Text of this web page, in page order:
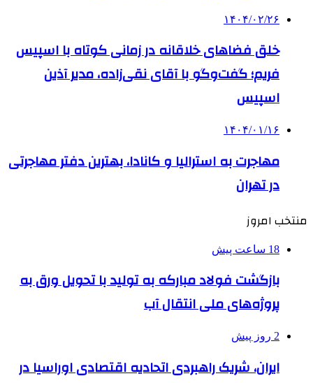
۱۴۰۴/۰۲/۲۶
خلق فضاهای خلاقانه در زمانی کوتاه با اسپیس
فریم؛ گفت‌وگو با آقای نقی‌زاده، مدیر آذین
اسپیس
۱۴۰۴/۰۱/۱۶
مهاجرت به استرالیا و کانادا، بهترین دفتر مهاجرتی
در تهران
منتخب امروز
18 ساعت پیش
بازگشت فولاد مبارکه به تولید با تحویل ورق به
پروژه‌های ملی انتقال آب
2 روز پیش
ایران، شریک راهبردی اتحادیه اقتصادی اوراسیا در